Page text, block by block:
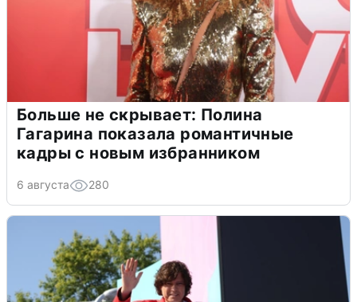
Больше не скрывает: Полина
Гагарина показала романтичные
кадры с новым избранником
6 августа 280